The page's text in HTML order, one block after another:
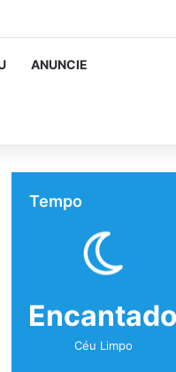
ANUNCIE
Tempo
Encantado
Céu Limpo